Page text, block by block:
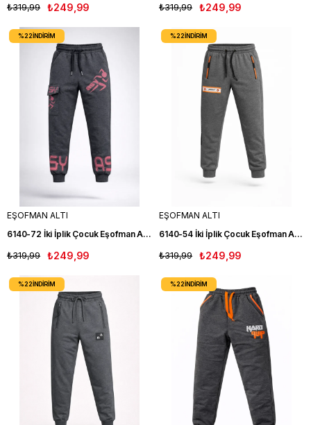
₺249,99
₺319,99 ₺249,99
₺319,99
EŞOFMAN ALTI
6140-72 İki İplik Çocuk Eşofman Altı FM
₺249,99
₺319,99
%22İNDIRIM
EŞOFMAN ALTI
6140-54 İki İplik Çocuk Eşofman Altı FM
₺249,99
₺319,99
%22İNDIRIM
%22İNDIRIM %22İNDIRIM